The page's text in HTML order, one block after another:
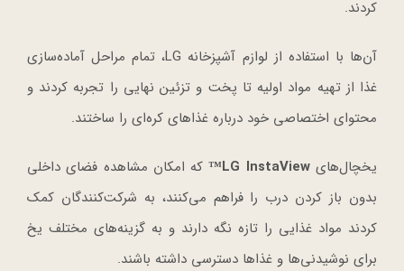
کردند.
آن‌ها با استفاده از لوازم آشپزخانه LG، تمام مراحل آماده‌سازی
غذا از تهیه مواد اولیه تا پخت و تزئین نهایی را تجربه کردند و
محتوای اختصاصی خود درباره غذاهای کره‌ای را ساختند.
یخچال‌هایLG InstaView™
که امکان مشاهده فضای داخلی
بدون باز کردن درب را فراهم می‌کنند، به شرکت‌کنندگان کمک
کردند مواد غذایی را تازه نگه دارند و به گزینه‌های مختلف یخ
برای نوشیدنی‌ها و غذاها دسترسی داشته باشند.